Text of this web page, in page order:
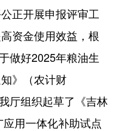
正开展申报评审工
资金使用效益，根
做好2025年粮油生
》（农计财
厅组织起草了《吉林
用一体化补助试点